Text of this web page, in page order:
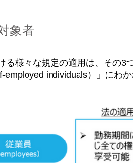
象者
る様々な規定の適用は、その
employed individuals）」にわ